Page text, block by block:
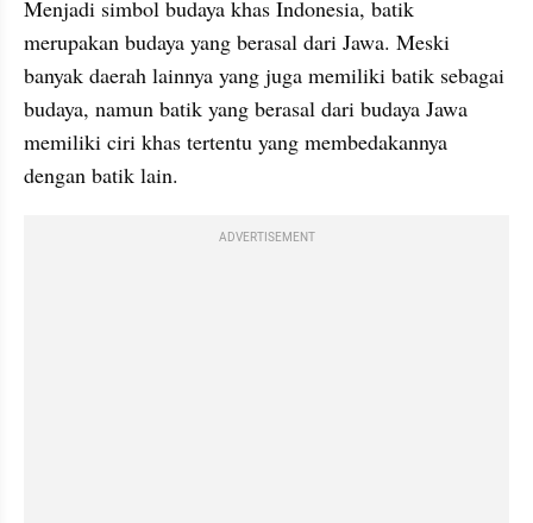
Menjadi simbol budaya khas Indonesia, batik
merupakan budaya yang berasal dari Jawa. Meski
banyak daerah lainnya yang juga memiliki batik sebagai
budaya, namun batik yang berasal dari budaya Jawa
memiliki ciri khas tertentu yang membedakannya
dengan batik lain.
ADVERTISEMENT